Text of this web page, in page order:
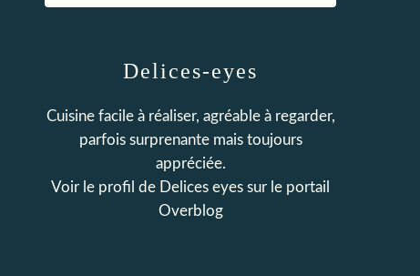
Delices-eyes
Cuisine facile à réaliser, agréable à regarder,
parfois surprenante mais toujours
appréciée.
Voir le profil de Delices eyes sur le portail
Overblog